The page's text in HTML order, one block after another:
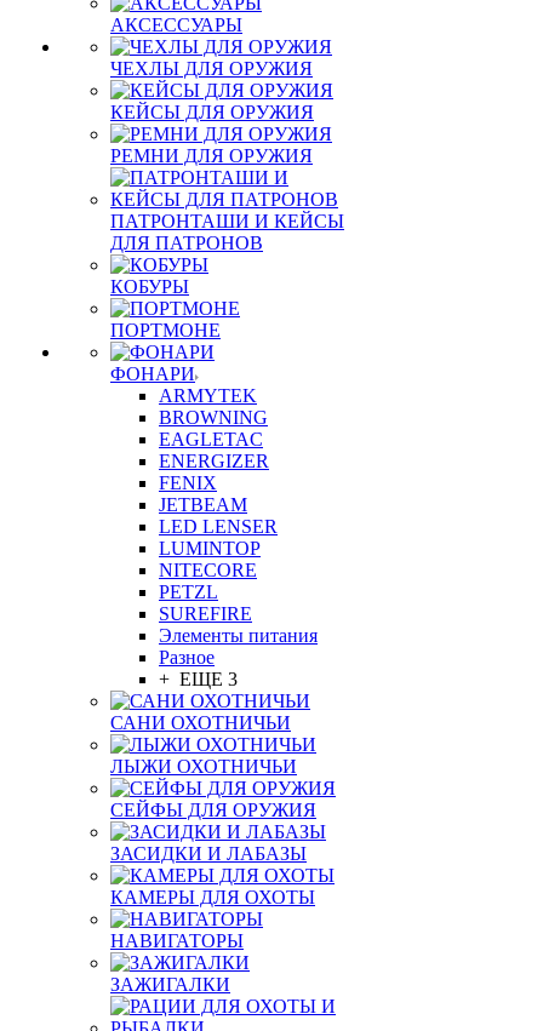
АКСЕССУАРЫ
ЧЕХЛЫ ДЛЯ ОРУЖИЯ
КЕЙСЫ ДЛЯ ОРУЖИЯ
РЕМНИ ДЛЯ ОРУЖИЯ
ПАТРОНТАШИ И КЕЙСЫ
ДЛЯ ПАТРОНОВ
КОБУРЫ
ПОРТМОНЕ
ФОНАРИ
ARMYTEK
BROWNING
EAGLETAC
ENERGIZER
FENIX
JETBEAM
LED LENSER
LUMINTOP
NITECORE
PETZL
SUREFIRE
Элементы питания
Разное
+ ЕЩЕ 3
САНИ ОХОТНИЧЬИ
ЛЫЖИ ОХОТНИЧЬИ
СЕЙФЫ ДЛЯ ОРУЖИЯ
ЗАСИДКИ И ЛАБАЗЫ
КАМЕРЫ ДЛЯ ОХОТЫ
НАВИГАТОРЫ
ЗАЖИГАЛКИ